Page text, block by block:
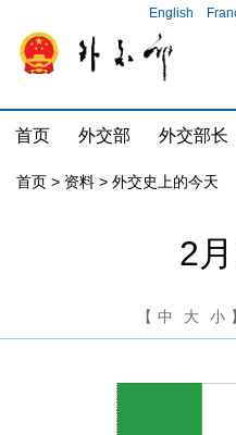
English
首页 外交部 外交部长
首页 > 资料 > 外交史上的今天
2
【 中 大 小 】